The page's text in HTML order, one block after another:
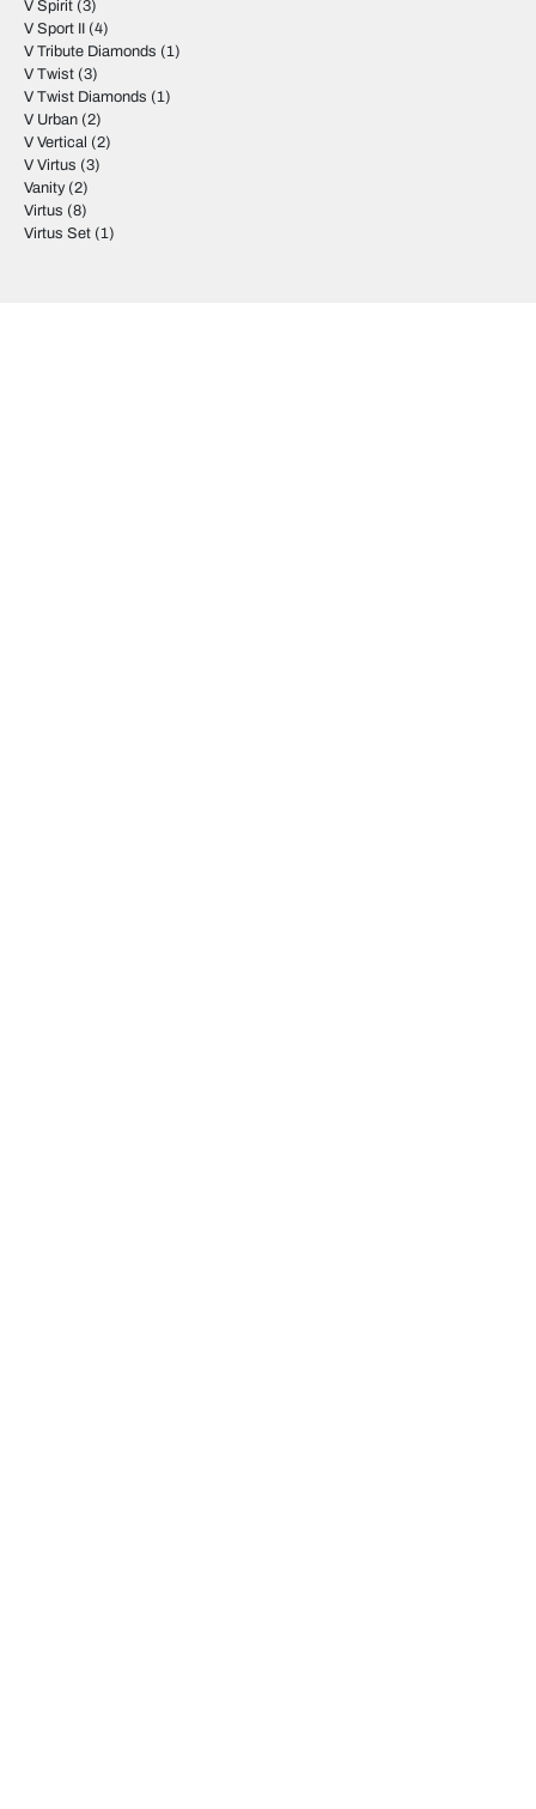
V Spirit (3)
V Sport II (4)
V Tribute Diamonds (1)
V Twist (3)
V Twist Diamonds (1)
V Urban (2)
V Vertical (2)
V Virtus (3)
Vanity(2)
Virtus (8)
Virtus Set (1)